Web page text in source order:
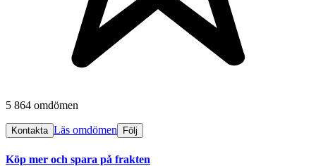
5 864 omdömen
Kontakta Läs omdömen Följ
Köp mer och spara på frakten